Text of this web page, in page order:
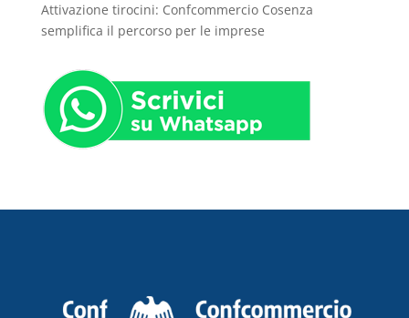
Attivazione tirocini: Confcommercio Cosenza
semplifica il percorso per le imprese